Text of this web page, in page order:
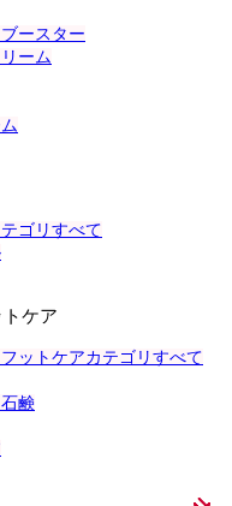
ースター
ーム
ゴリすべて
ケア
ットケアカテゴリすべて
鹸